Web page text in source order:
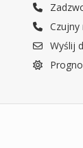
Wyślij